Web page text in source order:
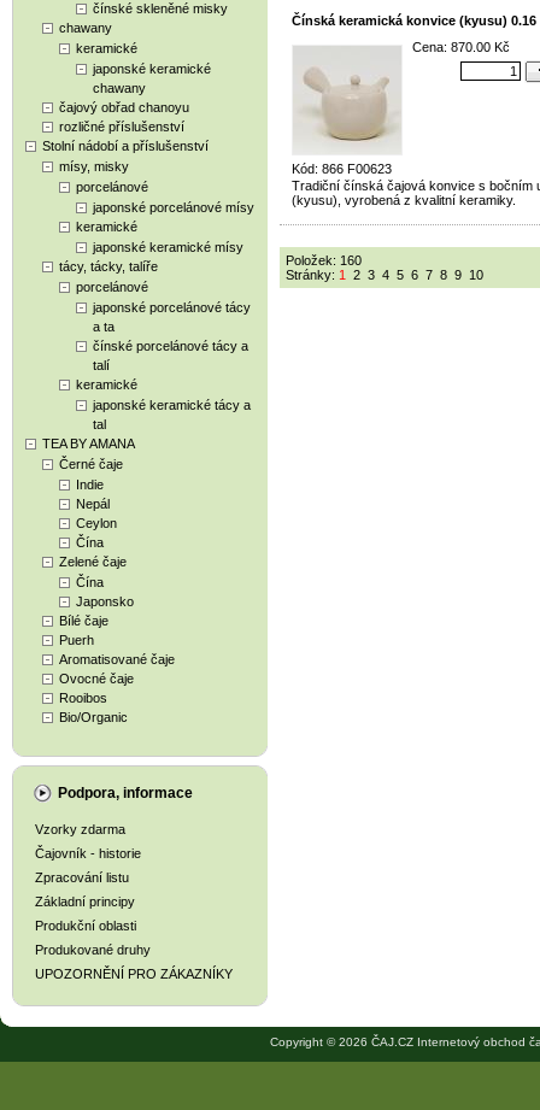
čínské skleněné misky
chawany
keramické
japonské keramické
chawany
čajový obřad chanoyu
rozličné příslušenství
Stolní nádobí a příslušenství
mísy, misky
porcelánové
japonské porcelánové mísy
keramické
japonské keramické mísy
tácy, tácky, talíře
porcelánové
japonské porcelánové tácy
a ta
čínské porcelánové tácy a
talí
keramické
japonské keramické tácy a
tal
TEA BY AMANA
Černé čaje
Indie
Nepál
Ceylon
Čína
Zelené čaje
Čína
Japonsko
Bílé čaje
Puerh
Aromatisované čaje
Ovocné čaje
Rooibos
Bio/Organic
Podpora, informace
Vzorky zdarma
Čajovník - historie
Zpracování listu
Základní principy
Produkční oblasti
Produkované druhy
UPOZORNĚNÍ PRO ZÁKAZNÍKY
Čínská keramická konvice (kyusu) 0.16
Kód: 866 F00623
Cena: 870.00 Kč
Tradiční čínská čajová konvice s bočním
(kyusu), vyrobená z kvalitní keramiky.
Položek: 160
Stránky: 1 2 3 4 5 6 7 8 9 10
Copyright © 2026 ČAJ.CZ Internetový obchod